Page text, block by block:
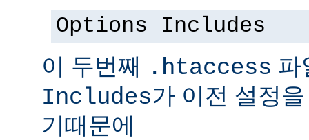
Options Includes
이 두번째 .htaccess
Includes가 이전 설정
기때문에